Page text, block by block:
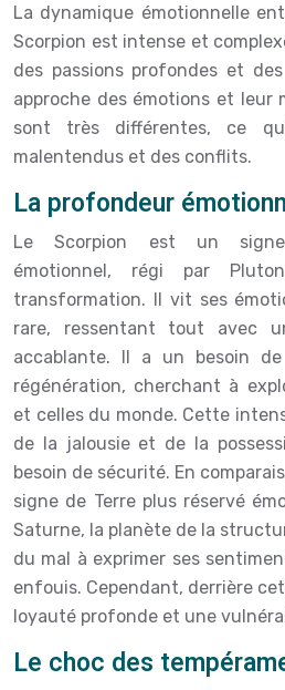
La dynamique émotionnelle
Scorpion est intense et
des passions profondes et
approche des émotions et leur
sont très différentes, ce
malentendus et des conflits.
La profondeur
Le Scorpion est un signe
émotionnel, régi par
transformation. Il vit ses
rare, ressentant tout avec
accablante. Il a un besoin
régénération, cherchant à
et celles du monde. Cette
de la jalousie et de la
besoin de sécurité. En
signe de Terre plus réservé
Saturne, la planète de la
du mal à exprimer ses
enfouis. Cependant, derrière
loyauté profonde et une
Le choc des